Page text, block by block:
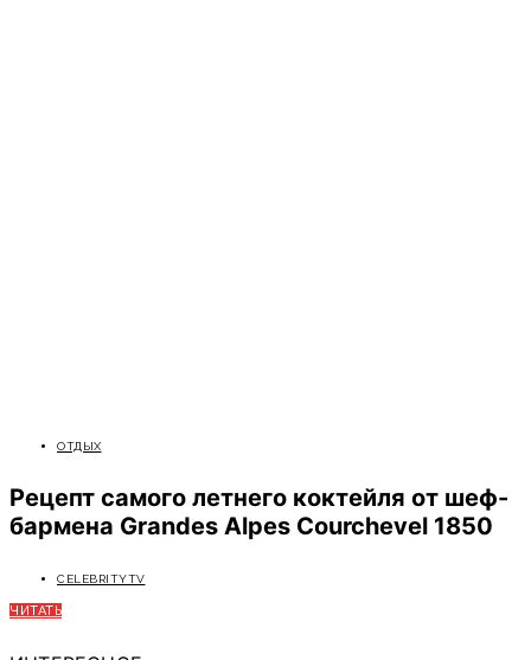
ОТДЫХ
Рецепт самого летнего коктейля от шеф-
бармена Grandes Alpes Courchevel 1850
CELEBRITYTV
ЧИТАТЬ